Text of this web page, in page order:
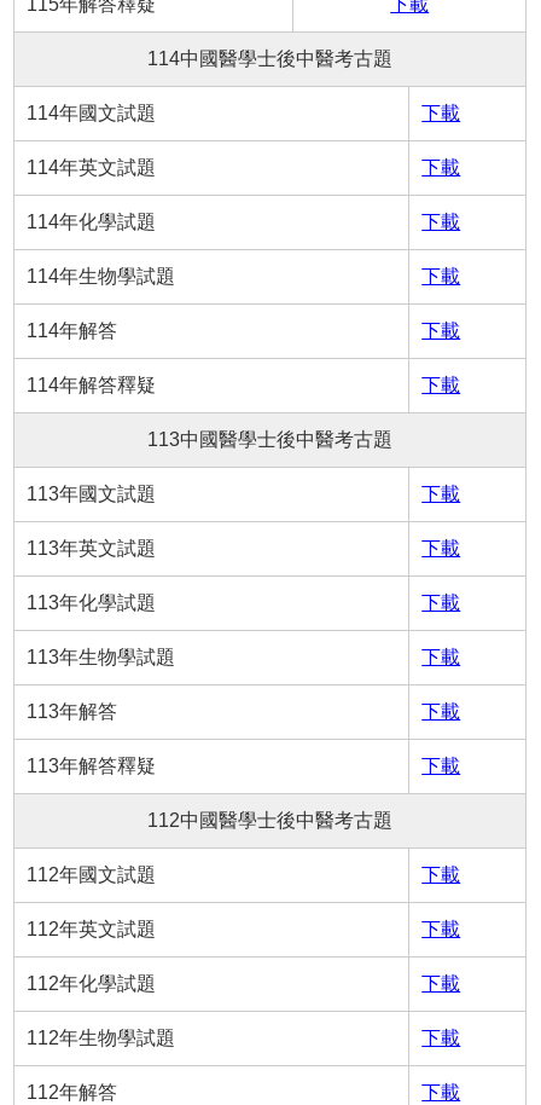
115年解答釋疑 下載
114中國醫學士後中醫考古題
114年國文試題 下載
114年英文試題 下載
114年化學試題 下載
114年生物學試題 下載
114年解答 下載
114年解答釋疑 下載
113中國醫學士後中醫考古題
113年國文試題 下載
113年英文試題 下載
113年化學試題 下載
113年生物學試題 下載
113年解答 下載
113年解答釋疑 下載
112中國醫學士後中醫考古題
112年國文試題 下載
112年英文試題 下載
112年化學試題 下載
112年生物學試題 下載
112年解答 下載